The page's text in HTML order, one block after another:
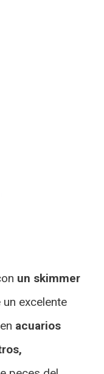
un skimmer
un excelente
acuarios